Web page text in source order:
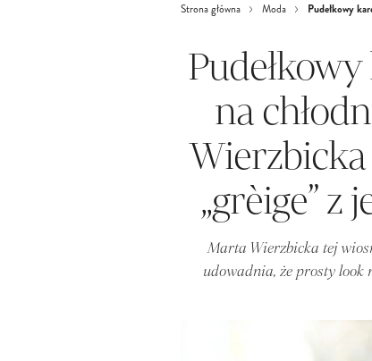
Strona główna Moda Pudełkowy
na
„grèige” z
Marta Wierzbicka tej
udowadnia, że prosty look